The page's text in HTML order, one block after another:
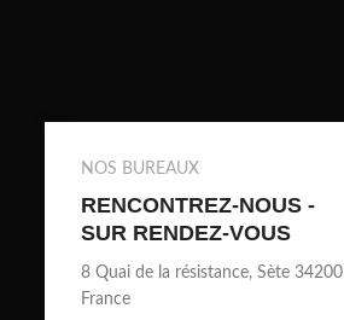
NOS BUREAUX
RENCONTREZ-NOUS -
SUR RENDEZ-VOUS
8 Quai de la résistance, Sète 34200
France